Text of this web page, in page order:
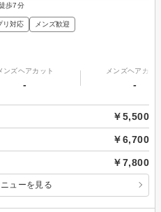
歩7分
リ対応 メンズ歓迎
ンズヘアカット
-
メンズヘアカラ
-
￥5,500
￥6,700
￥7,800
ューを見る